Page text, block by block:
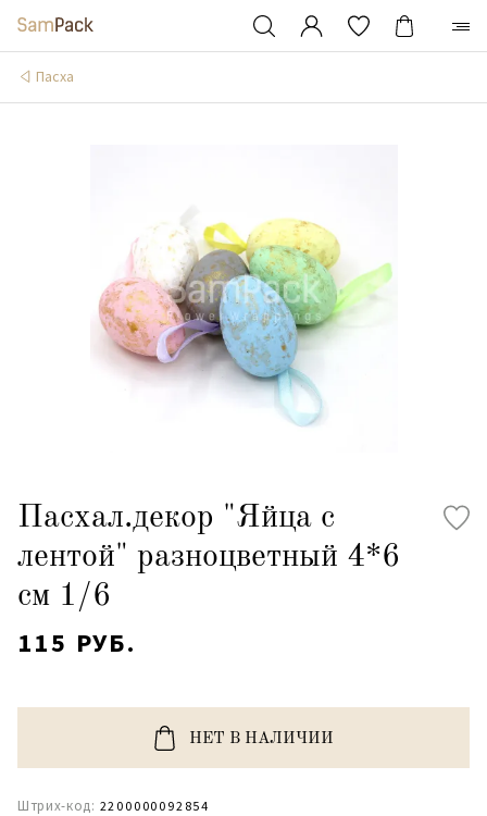
Пасха
Пасхал.декор "Яйца с
лентой" разноцветный 4*6
см 1/6
115 РУБ.
НЕТ В НАЛИЧИИ
Штрих-код: 2200000092854